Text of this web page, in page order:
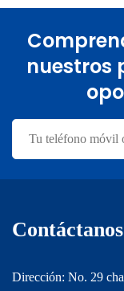
nuestros
Contáctanos
Dirección: No. 29